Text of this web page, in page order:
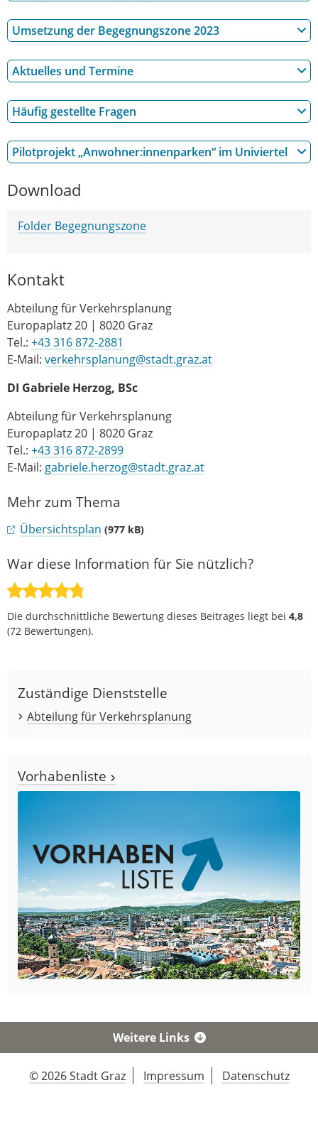
Umsetzung der Begegnungszone 2023
Aktuelles und Termine
Häufig gestellte Fragen
Pilotprojekt „Anwohner:innenparken“ im Univiertel
Download
Folder Begegnungszone
Kontakt
Abteilung für Verkehrsplanung
Europaplatz 20 | 8020 Graz
Tel.: +43 316 872-2881
E-Mail: verkehrsplanung@stadt.graz.at
DI Gabriele Herzog, BSc
Abteilung für Verkehrsplanung
Europaplatz 20 | 8020 Graz
Tel.: +43 316 872-2899
E-Mail: gabriele.herzog@stadt.graz.at
Mehr zum Thema
Übersichtsplan (977 kB)
War diese Information für Sie nützlich?
Die durchschnittliche Bewertung dieses Beitrages liegt bei 4,8
(72 Bewertungen).
Zuständige Dienststelle
Abteilung für Verkehrsplanung
Vorhabenliste
Weitere Links
© 2026 Stadt Graz Impressum Datenschutz